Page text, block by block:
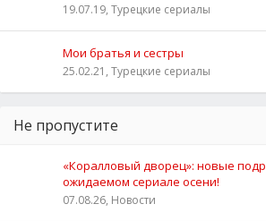
19.07.19, Турецкие сериалы
Мои братья и сестры
25.02.21, Турецкие сериалы
Не пропустите
«Коралловый дворец»: новые
ожидаемом сериале осени!
07.08.26, Новости